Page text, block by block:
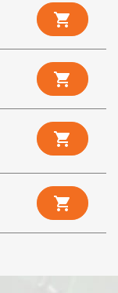



